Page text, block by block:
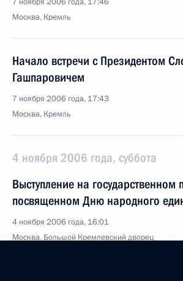
Москва, Кремль
Начало встречи с Президентом
Гашпаровичем
7 ноября 2006 года, 17:43
Москва, Кремль
4 ноября 2006 года, суббота
Выступление на государственном
посвященном Дню народного
4 ноября 2006 года, 16:01
Москва, Большой Кремлевский дворец